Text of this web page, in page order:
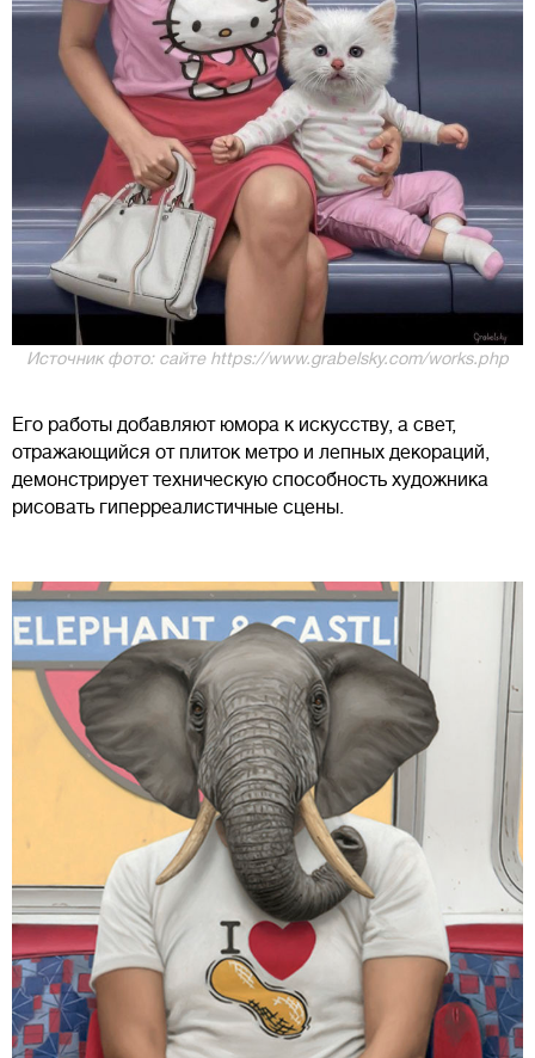
Источник фото: сайте https://www.grabelsky.com/works.php
Его работы добавляют юмора к искусству, а свет,
отражающийся от плиток метро и лепных декораций,
демонстрирует техническую способность художника
рисовать гиперреалистичные сцены.